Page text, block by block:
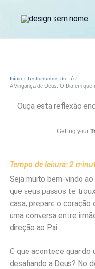
Início
Testemunhos de Fé
A Vingança de Deus: O Dia em
Ouça esta reflexão
Getting your
Tempo de leitura: 2
Seja muito bem-vindo
que seus passos te
casa, prepare o
uma conversa entre
direção ao Pai.
O que acontece quando
desafiando a Deus? No